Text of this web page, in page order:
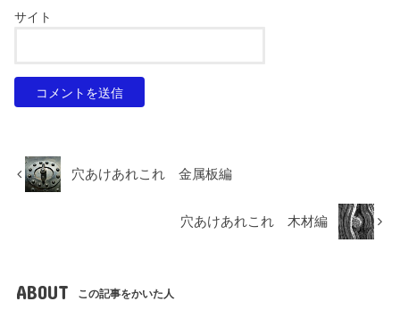
サイト
穴あけあれこれ 金属板編
穴あけあれこれ 木材編
ABOUT この記事をかいた人